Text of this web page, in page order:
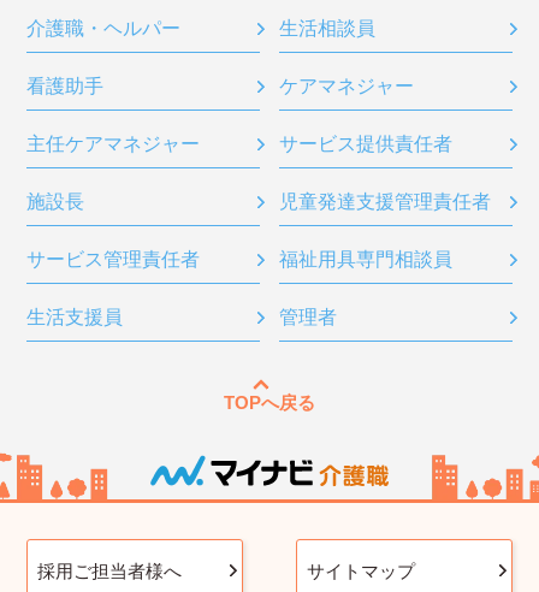
介護職・ヘルパー 生活相談員
看護助手 ケアマネジャー
主任ケアマネジャー サービス提供責任者
施設長 児童発達支援管理責任者
サービス管理責任者 福祉用具専門相談員
生活支援員 管理者
TOPへ戻る
採用ご担当者様へ サイトマップ